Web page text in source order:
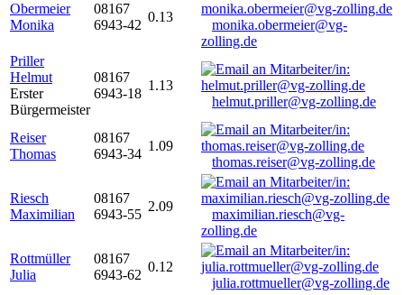
Obermeier
Monika
08167
6943-42
0.13
monika.obermeier@vg-
zolling.de
Priller
Helmut
Erster
Bürgermeister
08167
6943-18
1.13
helmut.priller@vg-zolling.de
Reiser
Thomas
08167
6943-34
1.09
thomas.reiser@vg-zolling.de
Riesch
Maximilian
08167
6943-55
2.09
maximilian.riesch@vg-
zolling.de
Rottmüller
Julia
08167
6943-62
0.12
julia.rottmueller@vg-zolling.de